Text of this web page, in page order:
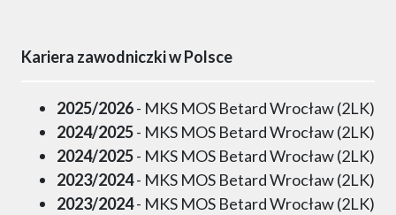
Kariera zawodniczki w Polsce
2025/2026- MKS MOS Betard Wrocław (2LK)
2024/2025- MKS MOS Betard Wrocław (2LK)
2024/2025- MKS MOS Betard Wrocław (2LK)
2023/2024- MKS MOS Betard Wrocław (2LK)
2023/2024- MKS MOS Betard Wrocław (2LK)